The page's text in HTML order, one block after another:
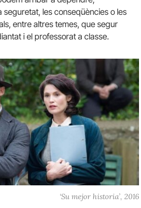
seguretat, les conseqüències o les
entre altres temes, que segur
i el professorat a classe.
‘Su mejor historia’, 2016